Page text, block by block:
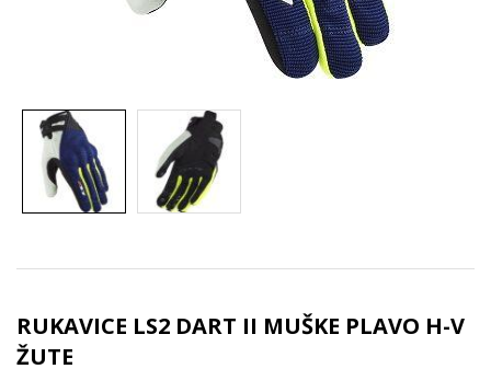
RUKAVICE LS2 DART II MUŠKE PLAVO H-V
ŽUTE